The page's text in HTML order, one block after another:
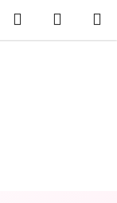
Hľadať
KOŠÍK